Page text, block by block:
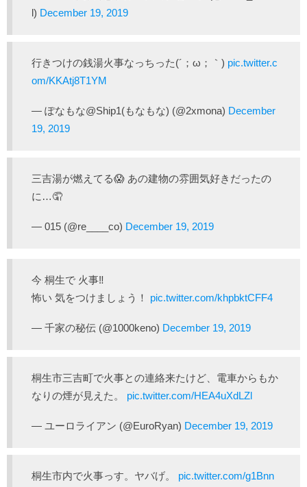
l) December 19, 2019
行きつけの銭湯火事なっちった(´；ω；｀) pic.twitter.c
om/KKAtj8T1YM
— ぽなもな@Ship1(もなもな) (@2xmona) December
19, 2019
三吉湯が燃えてる😱 あの建物の雰囲気好きだったの
に…🤦
— 015 (@re____co) December 19, 2019
今 桐生で 火事‼️
怖い 気をつけましょう！ pic.twitter.com/khpbktCFF4
— 千家の秘伝 (@1000keno) December 19, 2019
桐生市三吉町で火事との連絡来たけど、電車からもか
なりの煙が見えた。 pic.twitter.com/HEA4uXdLZl
— ユーロライアン (@EuroRyan) December 19, 2019
桐生市内で火事っす。ヤバげ。 pic.twitter.com/g1Bnn